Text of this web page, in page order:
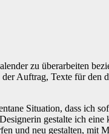
zu überarbeiten
Auftrag, Texte für den
Situation, dass ich
gestalte ich
und neu gestalten, mit